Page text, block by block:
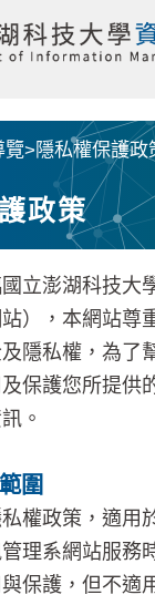
覽>隱私權保護政
政策
澎湖科技大
站），本網站尊
隱私權，為了
保護您所提供
。
圍
政策，適用
理系網站服務
保護，但不適